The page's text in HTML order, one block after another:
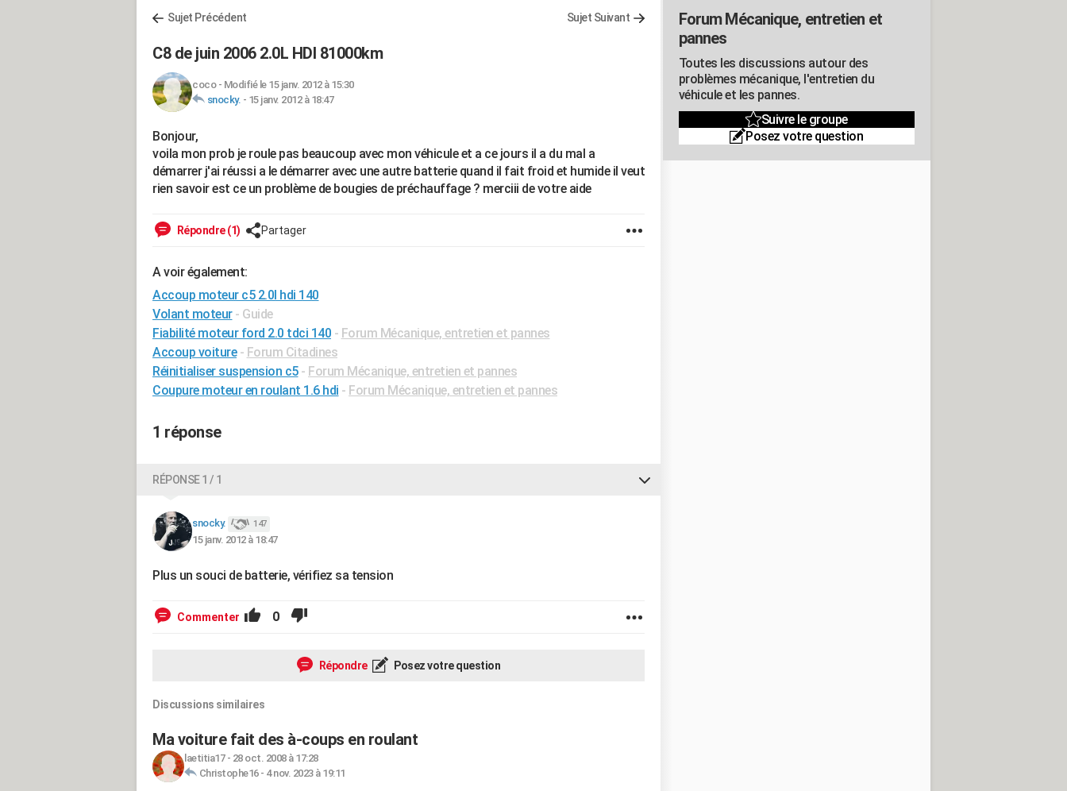
Sujet Précédent Sujet Suivant
C8 de juin 2006 2.0L HDI 81000km
coco- Modifié le 15 janv. 2012 à 15:30
snocky. - 15 janv. 2012 à 18:47
Bonjour,
voila mon prob je roule pas beaucoup avec mon véhicule et a ce jours il a du mal a
démarrer j'ai réussi a le démarrer avec une autre batterie quand il fait froid et humide il veut
rien savoir est ce un problème de bougies de préchauffage ? merciii de votre aide
Répondre (1) Partager
A voir également:
Accoup moteur c5 2.0l hdi 140
Volant moteur - Guide
Fiabilité moteur ford 2.0 tdci 140 - Forum Mécanique, entretien et pannes
Accoup voiture - Forum Citadines
Réinitialiser suspension c5 - Forum Mécanique, entretien et pannes
Coupure moteur en roulant 1.6 hdi - Forum Mécanique, entretien et pannes
1 réponse
RÉPONSE 1 / 1
snocky. 147
15 janv. 2012 à 18:47
Plus un souci de batterie, vérifiez sa tension
Commenter 0
Répondre Posez votre question
Discussions similaires
Ma voiture fait des à-coups en roulant
laetitia17- 28 oct. 2008 à 17:28
Christophe16- 4 nov. 2023 à 19:11
Forum Mécanique, entretien et
pannes
Toutes les discussions autour des
problèmes mécanique, l'entretien du
véhicule et les pannes.
Suivre le groupe
Posez votre question